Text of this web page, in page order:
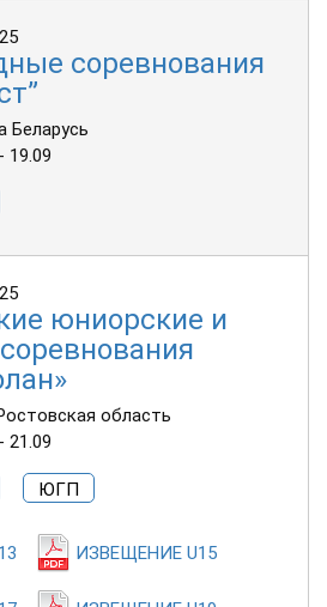
соревнования
Беларусь
19.09
юниорские и
область
21.09
ЮГП
ИЗВЕЩЕНИЕ U15